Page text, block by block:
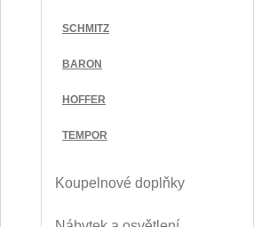
SCHMITZ
BARON
HOFFER
TEMPOR
Koupelnové doplňky